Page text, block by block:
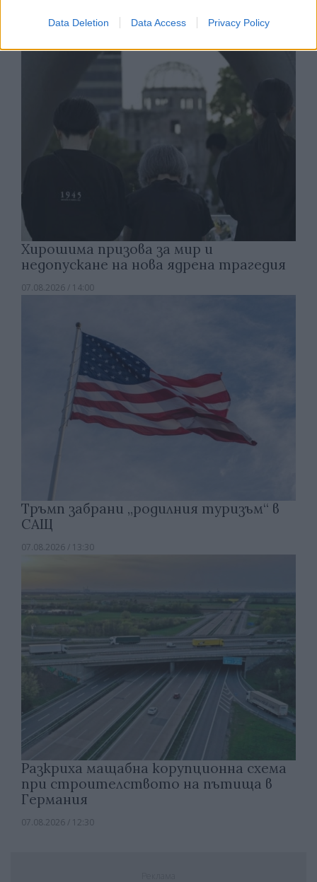
Data Deletion Data Access Privacy Policy
07.08.2026 / 14:30
Хирошима призова за мир и
недопускане на нова ядрена трагедия
07.08.2026 / 14:00
Тръмп забрани „родилния туризъм“ в
САЩ
07.08.2026 / 13:30
Разкриха мащабна корупционна схема
при строителството на пътища в
Германия
07.08.2026 / 12:30